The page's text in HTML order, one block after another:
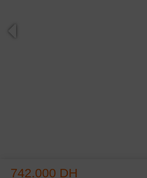
742.000 DH